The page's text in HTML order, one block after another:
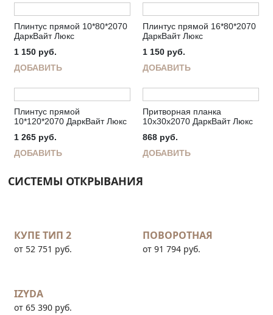
Плинтус прямой 10*80*2070
ДаркВайт Люкс
1 150 руб.
ДОБАВИТЬ
Плинтус прямой 16*80*2070
ДаркВайт Люкс
1 150 руб.
ДОБАВИТЬ
Плинтус прямой
10*120*2070 ДаркВайт Люкс
1 265 руб.
ДОБАВИТЬ
Притворная планка
10х30х2070 ДаркВайт Люкс
868 руб.
ДОБАВИТЬ
СИСТЕМЫ ОТКРЫВАНИЯ
КУПЕ ТИП 2
от 52 751 руб.
ПОВОРОТНАЯ
от 91 794 руб.
IZYDA
от 65 390 руб.